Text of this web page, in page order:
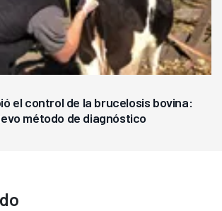
el control de la brucelosis bovina:
método de diagnóstico